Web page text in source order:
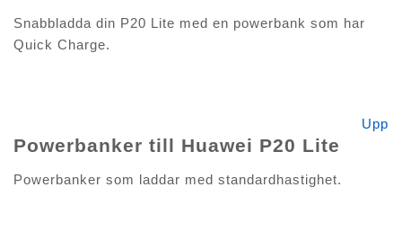
Snabbladda din P20 Lite med en powerbank som har
Quick Charge.
Upp
Powerbanker till Huawei P20 Lite
Powerbanker som laddar med standardhastighet.